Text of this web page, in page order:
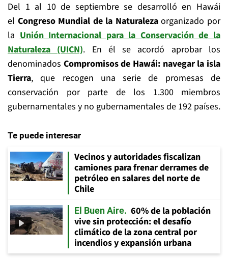
Del 1 al 10 de septiembre se desarrolló en Hawái
el Congreso Mundial de la Naturalezaorganizado por
laUnión Internacional para la Conservación de la
Naturaleza (UICN). En él se acordó aprobar los
denominados Compromisos de Hawái: navegar la isla
Tierra, que recogen una serie de promesas de
conservación por parte de los 1.300 miembros
gubernamentales y no gubernamentales de 192 países.
Te puede interesar
Vecinos y autoridades fiscalizan
camiones para frenar derrames de
petróleo en salares del norte de
Chile
El Buen Aire
60% de la población
vive sin protección: el desafío
climático de la zona central por
incendios y expansión urbana